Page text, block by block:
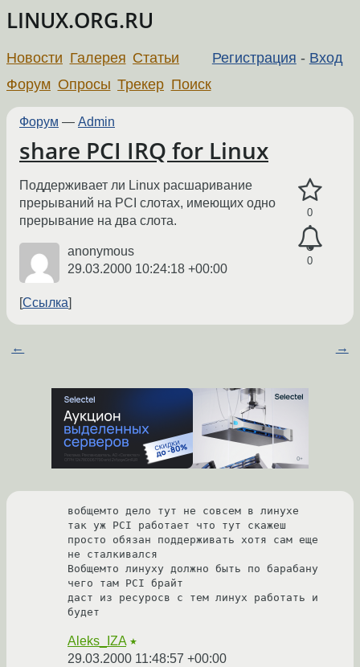
LINUX.ORG.RU
Регистрация - Вход
Новости Галерея Статьи
Форум Опросы Трекер Поиск
Форум — Admin
share PCI IRQ for Linux
0
0
Поддерживает ли Linux расшаривание
прерываний на PCI слотах, имеющих одно
прерывание на два слота.
anonymous
29.03.2000 10:24:18 +00:00
Ссылка
← →
вобщемто дело тут не совсем в линухе
так уж PCI работает что тут скажеш
просто обязан поддерживать хотя сам еще
не сталкивался
Вобщемто линуху должно быть по барабану
чего там PCI брайт
даст из ресуросв с тем линух работать и
будет
Aleks_IZA ★
29.03.2000 11:48:57 +00:00